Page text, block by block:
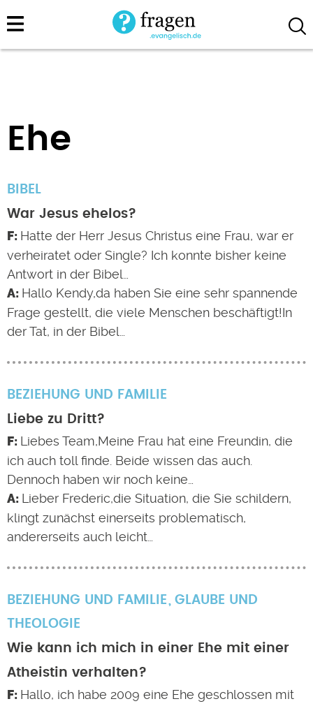
Direkt
zum
Ehe
BIBEL
War Jesus ehelos?
Hatte der Herr Jesus Christus eine Frau, war er
verheiratet oder Single? Ich konnte bisher keine
Antwort in der Bibel…
Hallo Kendy,da haben Sie eine sehr spannende
Frage gestellt, die viele Menschen beschäftigt!In
der Tat, in der Bibel…
BEZIEHUNG UND FAMILIE
Liebe zu Dritt?
Liebes Team,Meine Frau hat eine Freundin, die
ich auch toll finde. Beide wissen das auch.
Dennoch haben wir noch keine…
Lieber Frederic,die Situation, die Sie schildern,
klingt zunächst einerseits problematisch,
andererseits auch leicht…
BEZIEHUNG UND FAMILIE
GLAUBE UND
THEOLOGIE
Wie kann ich mich in einer Ehe mit einer
Atheistin verhalten?
Hallo, ich habe 2009 eine Ehe geschlossen mit